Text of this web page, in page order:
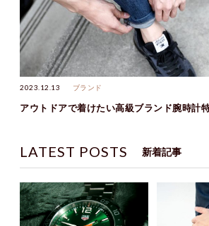
2023.12.13 ブランド
アウトドアで着けたい高級ブランド腕時計
LATEST POSTS 新着記事